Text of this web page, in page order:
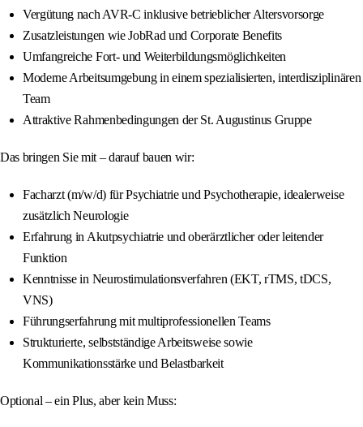
Vergütung nach AVR-C inklusive betrieblicher Altersvorsorge
Zusatzleistungen wie JobRad und Corporate Benefits
Umfangreiche Fort- und Weiterbildungsmöglichkeiten
Moderne Arbeitsumgebung in einem spezialisierten, interdisziplinären
Team
Attraktive Rahmenbedingungen der St. Augustinus Gruppe
Das bringen Sie mit – darauf bauen wir:
Facharzt (m/w/d) für Psychiatrie und Psychotherapie, idealerweise
zusätzlich Neurologie
Erfahrung in Akutpsychiatrie und oberärztlicher oder leitender
Funktion
Kenntnisse in Neurostimulationsverfahren (EKT, rTMS, tDCS,
VNS)
Führungserfahrung mit multiprofessionellen Teams
Strukturierte, selbstständige Arbeitsweise sowie
Kommunikationsstärke und Belastbarkeit
Optional – ein Plus, aber kein Muss: